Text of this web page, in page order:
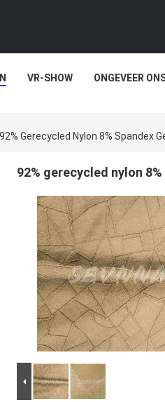
VR-SHOW ONGEVEER
92% Gerecycled Nylon 8% Spandex
92% gerecycled nylon